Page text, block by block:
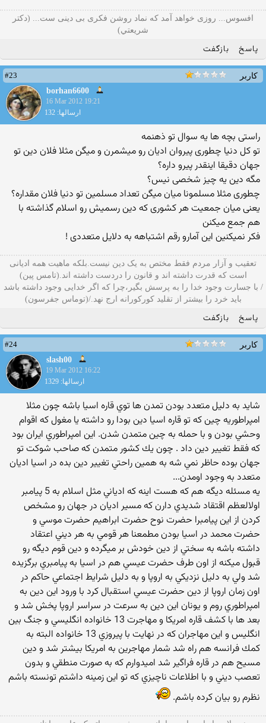
افسوس... روزی خواهد آمد که نماد روشن فکری بی دینی ست... (دكتر
شريعتي)
پاسخ بازگفت
کاربر
#23
borhan6600
16 Mar 2012 19:21
ارسالها: 132
راستی بچه ها یه سوال تو ذهنمه
تو کل دنیا چطوری پیروان ادیان رو میشمرن و میگن مثلا فلان دین تو
جهان دقیقا اینقدر پیرو داره؟
مگه دین یه چیز شخصی نیس؟
چطوری مثلا مسلمونا میان میگن تعداد مسلمین تو دنیا فلان مقداره؟
یعنی میان جمعیت هر کشوری که دین رسمیش رو اسلام گذاشته با
هم جمع میکنن
فکر نمیکنین این آمارو رقم اشتباهه به دلایل متعددی !
تعقیب و آزار مردم فقط مختص به یک دین نیست.بلکه ماهیت همه ادیانی
است که قدرت داشته اند و قانون را دردست داشته اند.(تامس پین)
/ با جسارت وجود خدا را به پرسش بگیر،چرا که اگر خدایی وجود داشته باشد
باید خرد را بیشتر از تقلید کورکورانه ارج نهد./(توماس جفرسون)
پاسخ بازگفت
کاربر
#24
slash00
19 Mar 2012 16:22
ارسالها: 1329
شايد به دليل متعدد بودن تمدن ها توي قاره اسيا باشه چون مثلا
امپراطوريه چين كه تو قاره اسيا دين بودا رو داشته يا مغول كه اقوام
وحشي بودن و با حمله به چين متمدن شدن. اين امپراطوري ايران بود
كه فقط تغيير دين داد . چون يك كشور متمدن كه صاحب شوكت تو
جهان بوده حاظر نمي شه به همين راحتي تغيير دين بده در اسيا اديان
متعدد به وجود اومدن...
يه مسئله ديگه هم كه هست اينه كه ادياني مثل اسلام به 5 پيامبر
اولالعظم اقتقاد شديدي دارن كه مسير اديان در جهان رو مشخص
كردن از اين پيامبرا حضرت نوح حضرت ابراهيم حضرت موسي و
حضرت محمد در اسيا بودن مطمعنا هر قومي به هر ديني اعتقاد
داشته باشه به سختي از دين خودش بر ميگرده و دين قوم ديگه رو
قبول ميكنه از اون طرف حضرت عيسي هم در اسيا به پيامبري برگزيده
شد ولي به دليل نزديكي به اروپا و به دليل شرايط اجتماعي حاكم در
اون زمان اروپا از دين حضرت عيسي استقبال كرد با ورود اين دين به
امپراطوري روم و يونان اين دين به سرعت در سراسر اروپا پخش شد و
بعد ها با كشف قاره امريكا و مهاجرت 13 خانواده انگليسي و جنگ بين
انگليس و اين مهاجران كه در نهايت با پيروزي 13 خانواده البته به
كمك فرانسه هم راه شد شمار مهاجرين به امريكا بيشتر شد و دين
مسيح هم در قاره فراگير شد اميدوارم كه به صورت منطقي و بدون
تعصب ديني و با اطلاعات ناچيزي كه تو اين زمينه داشتم تونسته باشم
نظرم رو بيان كرده باشم.